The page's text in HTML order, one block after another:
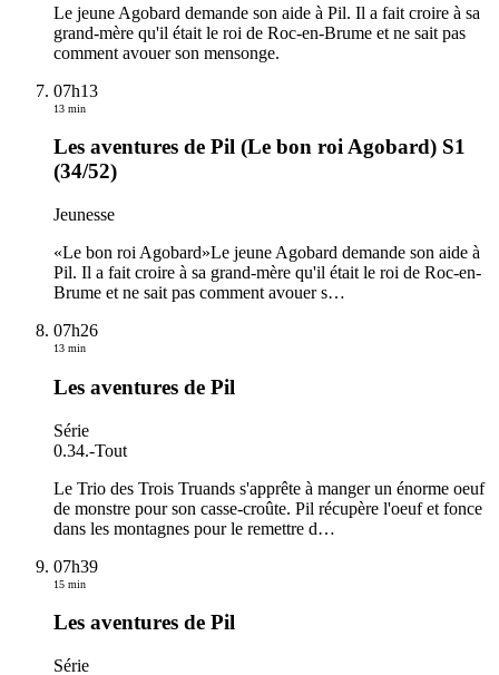
Le jeune Agobard demande son aide à Pil. Il a fait croire à sa
grand-mère qu'il était le roi de Roc-en-Brume et ne sait pas
comment avouer son mensonge.
07h13
13 min
Les aventures de Pil (Le bon roi Agobard) S1
(34/52)
Jeunesse
«Le bon roi Agobard»Le jeune Agobard demande son aide à
Pil. Il a fait croire à sa grand-mère qu'il était le roi de Roc-en-
Brume et ne sait pas comment avouer s…
07h26
13 min
Les aventures de Pil
Série
0.34.-Tout
Le Trio des Trois Truands s'apprête à manger un énorme oeuf
de monstre pour son casse-croûte. Pil récupère l'oeuf et fonce
dans les montagnes pour le remettre d…
07h39
15 min
Les aventures de Pil
Série